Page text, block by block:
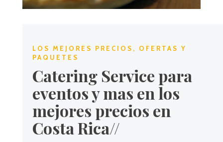
LOS MEJORES PRECIOS, OFERTAS Y
PAQUETES
Catering Service para
eventos y mas en los
mejores precios en
Costa Rica//